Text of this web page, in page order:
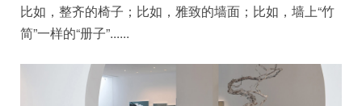
比如，整齐的椅子；比如，雅致的墙面；比如，墙上“竹
简”一样的“册子”......